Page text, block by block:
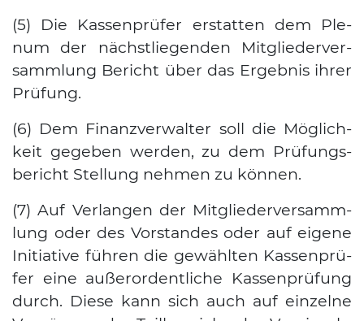
(5) Die Kas­sen­prü­fer erstat­ten dem Ple­
num der nächst­lie­gen­den Mit­glie­der­ver­
samm­lung Bericht über das Ergeb­nis ihrer
Prü­fung.
(6) Dem Finanz­ver­wal­ter soll die Mög­lich­
keit gege­ben wer­den, zu dem Prü­fungs­
be­richt Stel­lung neh­men zu kön­nen.
(7) Auf Ver­lan­gen der Mit­glie­der­ver­samm­
lung oder des Vor­stan­des oder auf eige­ne
Initia­ti­ve füh­ren die gewähl­ten Kas­sen­prü­
fer eine außer­or­dent­li­che Kas­sen­prü­fung
durch. Die­se kann sich auch auf ein­zel­ne